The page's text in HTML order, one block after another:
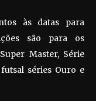
às datas para
são para os
Master, Série
séries Ouro e